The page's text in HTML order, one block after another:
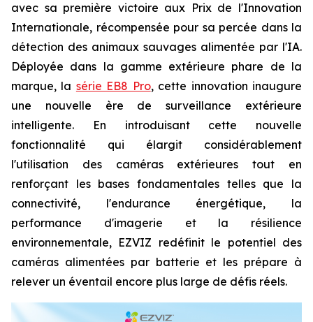
avec sa première victoire aux Prix de l'Innovation
Internationale, récompensée pour sa percée dans la
détection des animaux sauvages alimentée par l'IA.
Déployée dans la gamme extérieure phare de la
marque, la série EB8 Pro, cette innovation inaugure
une nouvelle ère de surveillance extérieure
intelligente. En introduisant cette nouvelle
fonctionnalité qui élargit considérablement
l'utilisation des caméras extérieures tout en
renforçant les bases fondamentales telles que la
connectivité, l'endurance énergétique, la
performance d'imagerie et la résilience
environnementale, EZVIZ redéfinit le potentiel des
caméras alimentées par batterie et les prépare à
relever un éventail encore plus large de défis réels.